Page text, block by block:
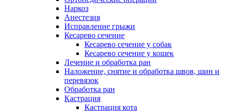
Наркоз
Анестезия
Исправление грыжи
Кесарево сечение
Кесарево сечение у собак
Кесарево сечение у кошек
Лечение и обработка ран
Наложение, снятие и обработка швов, шин и
перевязок
Обработка ран
Кастрация
Кастрация кота